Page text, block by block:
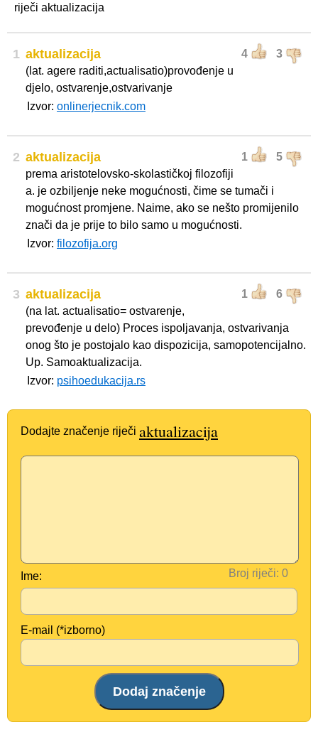
riječi aktualizacija
1 4 3
aktualizacija
(lat. agere raditi,actualisatio)provođenje u
djelo, ostvarenje,ostvarivanje
Izvor: onlinerjecnik.com
2 1 5
aktualizacija
prema aristotelovsko-skolastičkoj filozofiji
a. je ozbiljenje neke mogućnosti, čime se tumači i
mogućnost promjene. Naime, ako se nešto promijenilo
znači da je prije to bilo samo u mogućnosti.
Izvor: filozofija.org
3 1 6
aktualizacija
(na lat. actualisatio= ostvarenje,
prevođenje u delo) Proces ispoljavanja, ostvarivanja
onog što je postojalo kao dispozicija, samopotencijalno.
Up. Samoaktualizacija.
Izvor: psihoedukacija.rs
Dodajte značenje riječi aktualizacija
Broj riječi:
Ime:
E-mail (*izborno)